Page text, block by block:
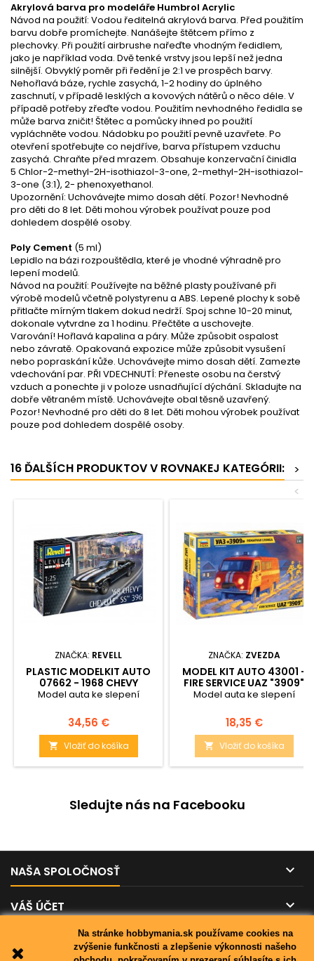
Na stránke hobbymania.sk používame cookies na
zvýšenie funkčnosti a zlepšenie výkonnosti našeho
Akrylová barva pro modeláře Humbrol Acrylic
Návod na použití: Vodou ředitelná akrylová barva. Před použitím
barvu dobře promíchejte. Nanášejte štětcem přímo z
plechovky. Při použití airbrushe nařeďte vhodným ředidlem,
jako je například voda. Dvě tenké vrstvy jsou lepší než jedna
silnější. Obvyklý poměr při ředění je 2:1 ve prospěch barvy.
Nehořlavá báze, rychle zasychá, 1-2 hodiny do úplného
zaschnutí, v případě lesklých a kovových nátěrů o něco déle. V
případě potřeby zřeďte vodou. Použitím nevhodného ředidla se
může barva zničit! Štětec a pomůcky ihned po použití
vypláchněte vodou. Nádobku po použití pevně uzavřete. Po
otevření spotřebujte co nejdříve, barva přístupem vzduchu
zasychá. Chraňte před mrazem. Obsahuje konzervační činidla
5 Chlor-2-methyl-2H-isothiazol-3-one, 2-methyl-2H-isothiazol-
3-one (3:1), 2- phenoxyethanol.
Upozornění: Uchovávejte mimo dosah dětí. Pozor! Nevhodné
pro děti do 8 let. Děti mohou výrobek používat pouze pod
dohledem dospělé osoby.
Poly Cement (5 ml)
Lepidlo na bázi rozpouštědla, které je vhodné výhradně pro
lepení modelů.
Návod na použití: Používejte na běžné plasty používané při
výrobě modelů včetně polystyrenu a ABS. Lepené plochy k sobě
přitlačte mírným tlakem dokud nedrží. Spoj schne 10-20 minut,
dokonale vytvrdne za 1 hodinu. Přečtěte a uschovejte.
Varování! Hořlavá kapalina a páry. Může způsobit ospalost
nebo závratě. Opakovaná expozice může způsobit vysušení
nebo popraskání kůže. Uchovávejte mimo dosah dětí. Zamezte
vdechování par. PŘI VDECHNUTÍ: Přeneste osobu na čerstvý
vzduch a ponechte ji v poloze usnadňující dýchání. Skladujte na
dobře větraném místě. Uchovávejte obal těsně uzavřený.
Pozor! Nevhodné pro děti do 8 let. Děti mohou výrobek používat
pouze pod dohledem dospělé osoby.
16 ĎALŠÍCH PRODUKTOV V ROVNAKEJ KATEGÓRII:
>
<
ZNAČKA: REVELL
PLASTIC MODELKIT AUTO
07662 - 1968 CHEVY
CHEVELLE (1:25)
Model auta ke slepení
Cena
34,56 €
 Vložiť do košíka
ZNAČKA: ZVEZDA
MODEL KIT AUTO 43001 -
FIRE SERVICE UAZ "3909"
(1:43)
Model auta ke slepení
Cena
18,35 €
 Vložiť do košíka
Sledujte nás na Facebooku
NAŠA SPOLOČNOSŤ 
VÁŠ ÚČET 
